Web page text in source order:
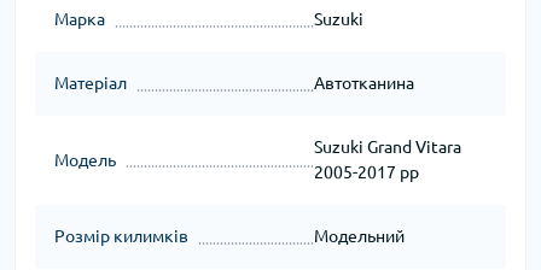
Марка Suzuki
Матеріал Автотканина
Модель
Suzuki Grand Vitara
2005-2017 рр
Розмір килимків Модельний